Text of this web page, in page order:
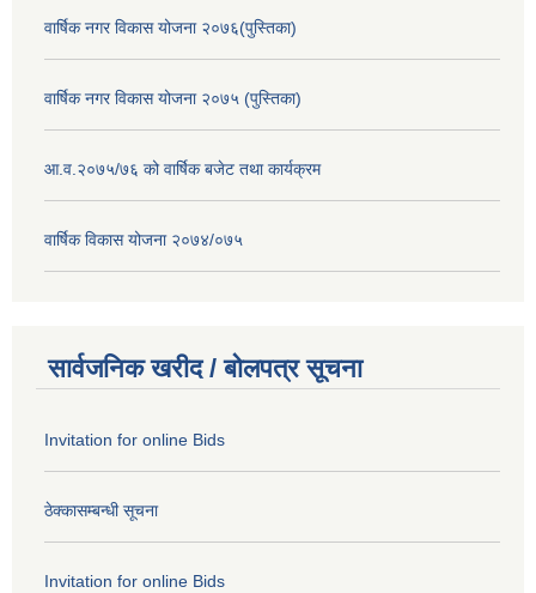
वार्षिक नगर विकास योजना २०७६(पुस्तिका)
वार्षिक नगर विकास योजना २०७५ (पुस्तिका)
आ.व.२०७५/७६ को वार्षिक बजेट तथा कार्यक्रम
वार्षिक विकास योजना २०७४/०७५
सार्वजनिक खरीद / बोलपत्र सूचना
Invitation for online Bids
ठेक्कासम्बन्धी सूचना
Invitation for online Bids